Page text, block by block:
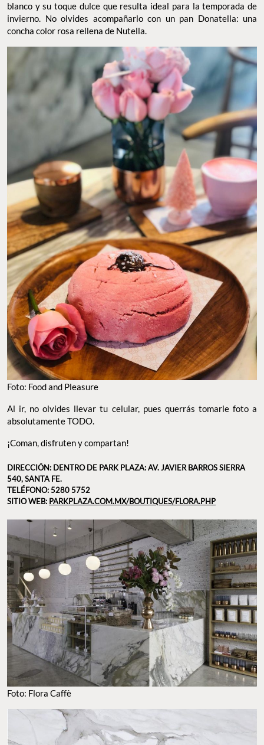
blanco y su toque dulce que resulta ideal para la temporada de
invierno. No olvides acompañarlo con un pan Donatella: una
concha color rosa rellena de Nutella.
Foto: Food and Pleasure
Al ir, no olvides llevar tu celular, pues querrás tomarle foto a
absolutamente TODO.
¡Coman, disfruten y compartan!
DIRECCIÓN: DENTRO DE PARK PLAZA: AV. JAVIER BARROS SIERRA
540, SANTA FE.
TELÉFONO:5280 5752
SITIO WEB: PARKPLAZA.COM.MX/BOUTIQUES/FLORA.PHP
Foto: Flora Caffè